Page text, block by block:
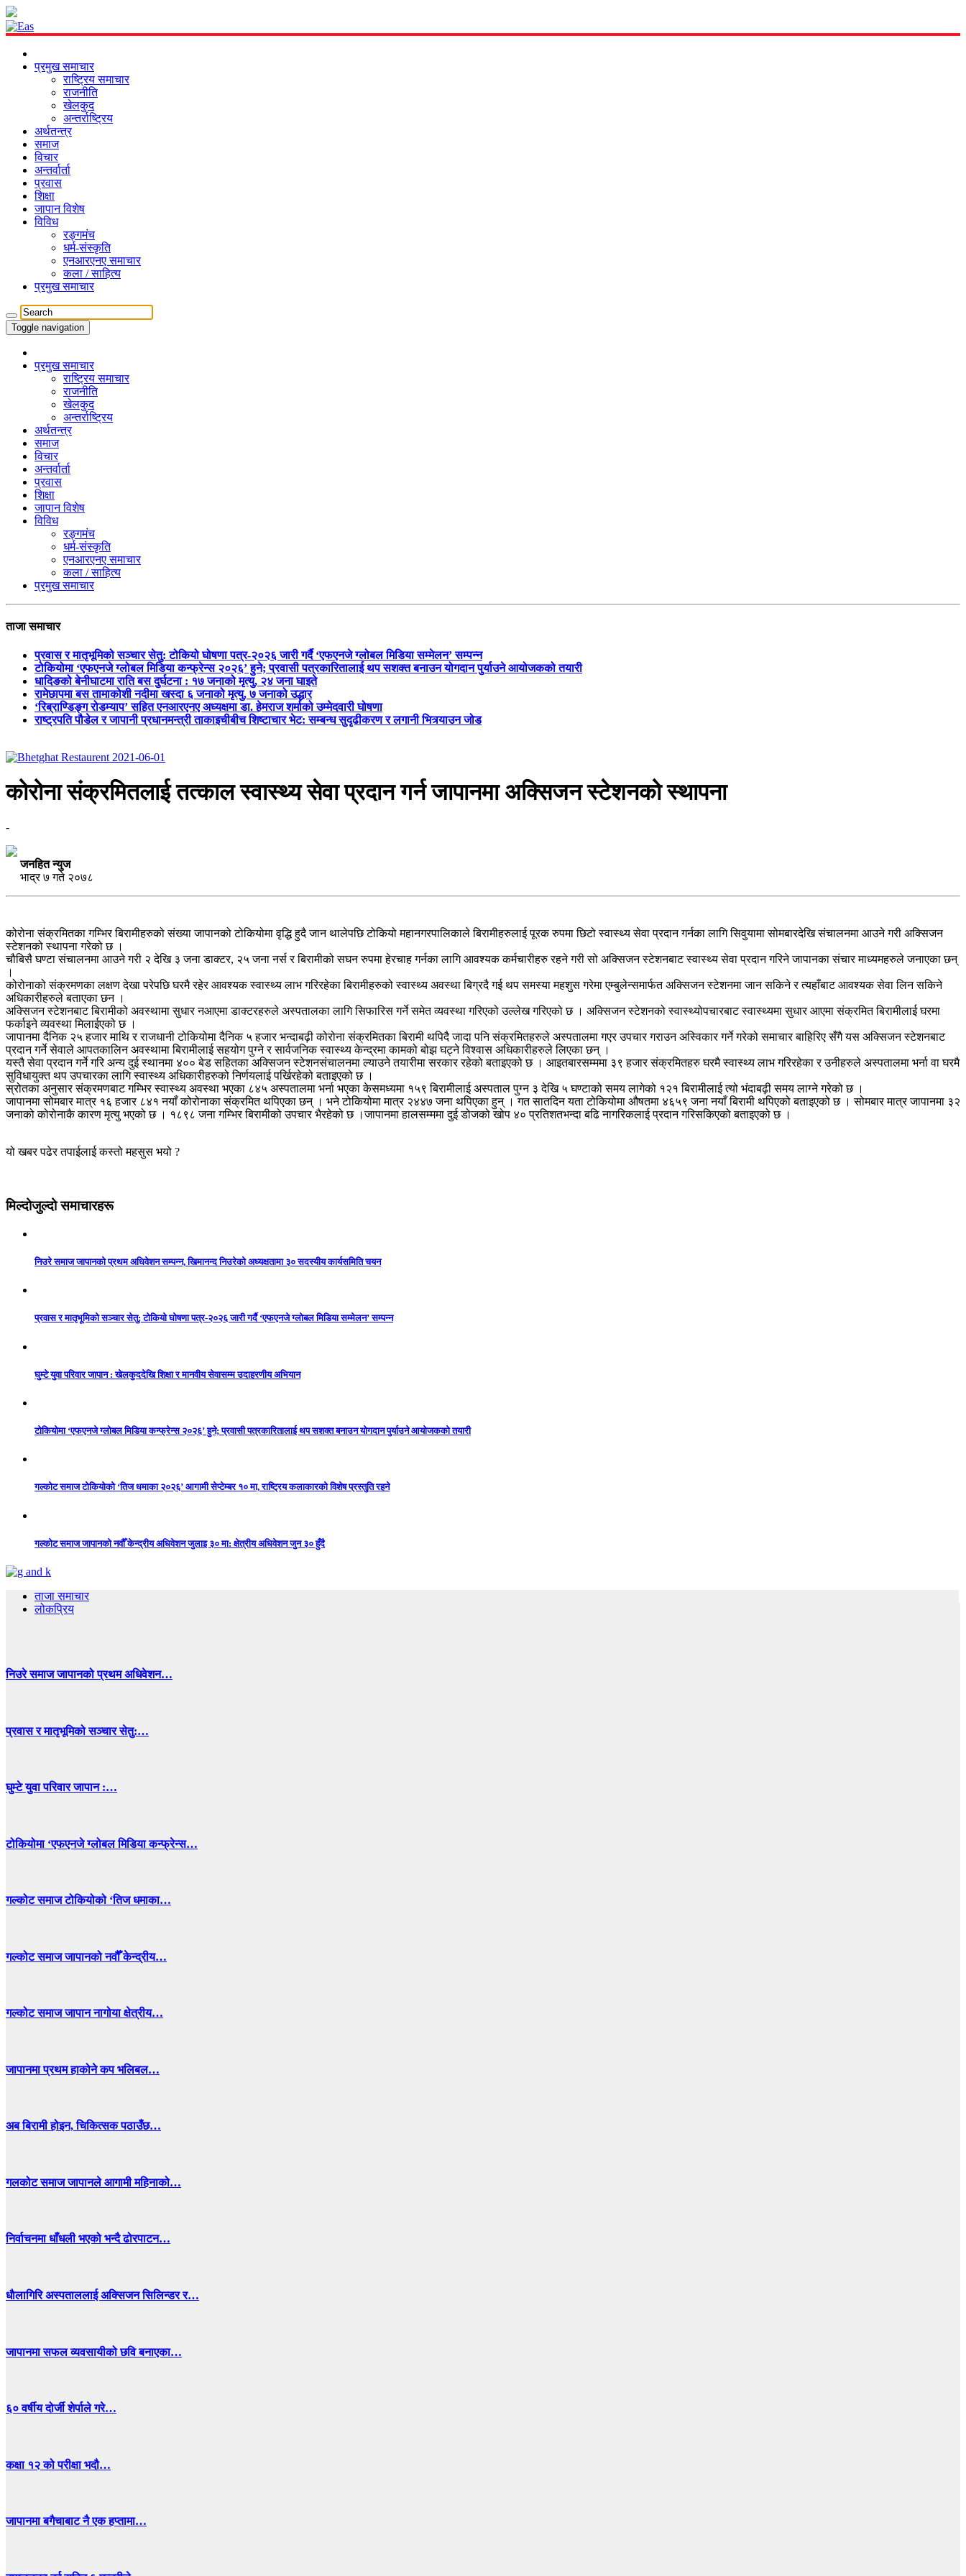
प्रमुख समाचार
राष्ट्रिय समाचार
राजनीति
खेलकुद
अन्तर्राष्ट्रिय
अर्थतन्त्र
समाज
विचार
अन्तर्वार्ता
प्रवास
शिक्षा
जापान विशेष
विविध
रङ्गमंच
धर्म-संस्कृति
एनआरएनए समाचार
कला / साहित्य
प्रमुख समाचार
Toggle navigation
प्रमुख समाचार
राष्ट्रिय समाचार
राजनीति
खेलकुद
अन्तर्राष्ट्रिय
अर्थतन्त्र
समाज
विचार
अन्तर्वार्ता
प्रवास
शिक्षा
जापान विशेष
विविध
रङ्गमंच
धर्म-संस्कृति
एनआरएनए समाचार
कला / साहित्य
प्रमुख समाचार
ताजा समाचार
प्रवास र मातृभूमिको सञ्चार सेतु: टोकियो घोषणा पत्र-२०२६ जारी गर्दै ‘एफएनजे ग्लोबल मिडिया सम्मेलन’ सम्पन्न
टोकियोमा ‘एफएनजे ग्लोबल मिडिया कन्फ्रेन्स २०२६’ हुने; प्रवासी पत्रकारितालाई थप सशक्त बनाउन योगदान पुर्याउने आयोजकको तयारी
धादिङको बेनीघाटमा राति बस दुर्घटना : १७ जनाको मृत्यु, २४ जना घाइते
रामेछापमा बस तामाकोशी नदीमा खस्दा ६ जनाको मृत्यु, ७ जनाको उद्धार
‘रिब्राण्डिङ्ग रोडम्याप’ सहित एनआरएनए अध्यक्षमा डा. हेमराज शर्माको उम्मेदवारी घोषणा
राष्ट्रपति पौडेल र जापानी प्रधानमन्त्री ताकाइचीबीच शिष्टाचार भेट: सम्बन्ध सुदृढीकरण र लगानी भित्र्याउन जोड
कोरोना संक्रमितलाई तत्काल स्वास्थ्य सेवा प्रदान गर्न जापानमा अक्सिजन स्टेशनको स्थापना
-
जनहित न्युज
भाद्र ७ गते २०७८
कोरोना संक्रमितका गम्भिर बिरामीहरुको संख्या जापानको टोकियोमा वृद्धि हुदै जान थालेपछि टोकियो महानगरपालिकाले बिरामीहरुलाई पूरक रुपमा छिटो स्वास्थ्य सेवा प्रदान गर्नका लागि सिवुयामा सोमबारदेखि संचालनमा आउने गरी अक्सिजन
स्टेशनको स्थापना गरेको छ ।
चौबिसै घण्टा संचालनमा आउने गरी २ देखि ३ जना डाक्टर, २५ जना नर्स र बिरामीको सघन रुपमा हेरचाह गर्नका लागि आवश्यक कर्मचारीहरु रहने गरी सो अक्सिजन स्टेशनबाट स्वास्थ्य सेवा प्रदान गरिने जापानका संचार माध्यमहरुले जनाएका छन्
।
कोरोनाको संक्रमणका लक्षण देखा परेपछि घरमै रहेर आवश्यक स्वास्थ्य लाभ गरिरहेका बिरामीहरुको स्वास्थ्य अवस्था बिग्रदै गई थप समस्या महशुस गरेमा एम्बुलेन्समार्फत अक्सिजन स्टेशनमा जान सकिने र त्यहाँबाट आवश्यक सेवा लिन सकिने
अधिकारीहरुले बताएका छन ।
अक्सिजन स्टेशनबाट बिरामीको अवस्थामा सुधार नआएमा डाक्टरहरुले अस्पतालका लागि सिफारिस गर्ने समेत व्यवस्था गरिएको उल्लेख गरिएको छ । अक्सिजन स्टेशनको स्वास्थ्योपचारबाट स्वास्थ्यमा सुधार आएमा संक्रमित बिरामीलाई घरमा
फर्काइने व्यवस्था मिलाईएको छ ।
जापानमा दैनिक २५ हजार माथि र राजधानी टोकियोमा दैनिक ५ हजार भन्दाबढ़ी कोरोना संक्रमितका बिरामी थपिदै जादा पनि संक्रमितहरुले अस्पतालमा गएर उपचार गराउन अस्विकार गर्ने गरेको समाचार बाहिरिए सँगै यस अक्सिजन स्टेशनबाट
प्रदान गर्ने सेवाले आपतकालिन अवस्थामा बिरामीलाई सहयोग पुग्ने र सार्वजनिक स्वास्थ्य केन्द्रमा कामको बोझ घट्ने विश्वास अधिकारीहरुले लिएका छन् ।
यस्तै सेवा प्रदान गर्ने गरि अन्य दुई स्थानमा ४०० बेड सहितका अक्सिजन स्टेशनसंचालनमा ल्याउने तयारीमा सरकार रहेको बताइएको छ । आइतबारसम्ममा ३९ हजार संक्रमितहरु घरमै स्वास्थ्य लाभ गरिरहेका र उनीहरुले अस्पतालमा भर्ना वा घरमै
सुविधायुक्त थप उपचारका लागि स्वास्थ्य अधिकारीहरुको निर्णयलाई पर्खिरहेको बताइएको छ ।
स्रोतका अनुसार संक्रमणबाट गम्भिर स्वास्थ्य अवस्था भएका ८४५ अस्पतालमा भर्ना भएका केसमध्यमा १५९ बिरामीलाई अस्पताल पुग्न ३ देखि ५ घण्टाको समय लागेको १२१ बिरामीलाई त्यो भंदाबढ़ी समय लाग्ने गरेको छ ।
जापानमा सोमबार मात्र १६ हजार ८४१ नयाँ कोरोनाका संक्रमित थपिएका छन् । भने टोकियोमा मात्र २४४७ जना थपिएका हुन् । गत सातदिन यता टोकियोमा औषतमा ४६५९ जना नयाँ बिरामी थपिएको बताइएको छ । सोमबार मात्र जापानमा ३२
जनाको कोरोनाकै कारण मृत्यु भएको छ । १८९८ जना गम्भिर बिरामीको उपचार भैरहेको छ ।जापानमा हालसम्ममा दुई डोजको खोप ४० प्रतिशतभन्दा बढि नागरिकलाई प्रदान गरिसकिएको बताइएको छ ।
यो खबर पढेर तपाईलाई कस्तो महसुस भयो ?
मिल्दोजुल्दो समाचारहरू
निउरे समाज जापानको प्रथम अधिवेशन सम्पन्न, खिमानन्द निउरेको अध्यक्षतामा ३० सदस्यीय कार्यसमिति चयन
प्रवास र मातृभूमिको सञ्चार सेतु: टोकियो घोषणा पत्र-२०२६ जारी गर्दै ‘एफएनजे ग्लोबल मिडिया सम्मेलन’ सम्पन्न
घुम्टे युवा परिवार जापान : खेलकुददेखि शिक्षा र मानवीय सेवासम्म उदाहरणीय अभियान
टोकियोमा ‘एफएनजे ग्लोबल मिडिया कन्फ्रेन्स २०२६’ हुने; प्रवासी पत्रकारितालाई थप सशक्त बनाउन योगदान पुर्याउने आयोजकको तयारी
गल्कोट समाज टोकियोको ‘तिज धमाका २०२६’ आगामी सेप्टेम्बर १० मा, राष्ट्रिय कलाकारको विशेष प्रस्तुति रहने
गल्कोट समाज जापानको नवौँ केन्द्रीय अधिवेशन जुलाइ ३० मा: क्षेत्रीय अधिवेशन जुन ३० हुँदै
ताजा समाचार
लोकप्रिय
निउरे समाज जापानको प्रथम अधिवेशन…
प्रवास र मातृभूमिको सञ्चार सेतु:…
घुम्टे युवा परिवार जापान :…
टोकियोमा ‘एफएनजे ग्लोबल मिडिया कन्फ्रेन्स…
गल्कोट समाज टोकियोको ‘तिज धमाका…
गल्कोट समाज जापानको नवौँ केन्द्रीय…
गल्कोट समाज जापान नागोया क्षेत्रीय…
जापानमा प्रथम हाकोने कप भलिबल…
अब बिरामी होइन, चिकित्सक पठाउँछ…
गलकोट समाज जापानले आगामी महिनाको…
निर्वाचनमा धाँधली भएको भन्दै ढोरपाटन…
धाैलागिरि अस्पताललाई अक्सिजन सिलिन्डर र…
जापानमा सफल व्यवसायीको छवि बनाएका…
६० वर्षीय दोर्जी शेर्पाले गरे…
कक्षा १२ को परीक्षा भदौ…
जापानमा बगैचाबाट नै एक हप्तामा…